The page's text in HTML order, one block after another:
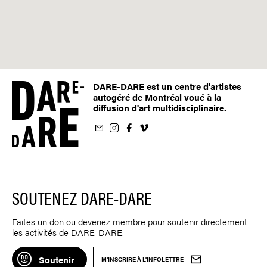
DARE-DARE est un centre d'artistes
autogéré de Montréal voué à la
diffusion d'art multidisciplinaire.
sur Instagram
sur Facebook
nous sur Vimeo
SOUTENEZ DARE-DARE
Faites un don ou devenez membre pour soutenir directement
les activités de DARE-DARE.
Soutenir M'INSCRIRE À L'INFOLETTRE